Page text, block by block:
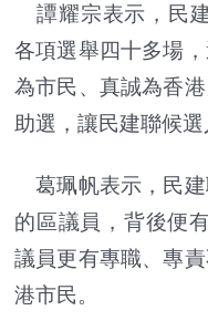
譚耀宗表示，民
各項選舉四十多場
為市民、真誠為香
助選，讓民建聯候選
葛珮帆表示，民建
的區議員，背後便
議員更有專職、專
港市民。